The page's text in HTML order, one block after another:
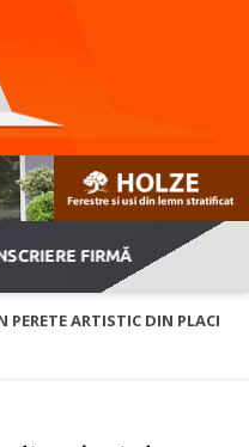
FIRMĂ
PERETE ARTISTIC DIN PLACI